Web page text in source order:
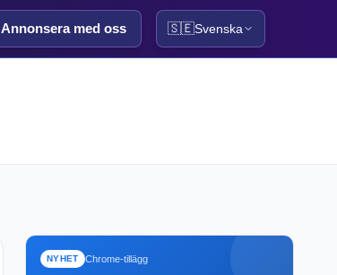
Annonsera med oss 🇸🇪Svenska
NYHET Chrome-tillägg